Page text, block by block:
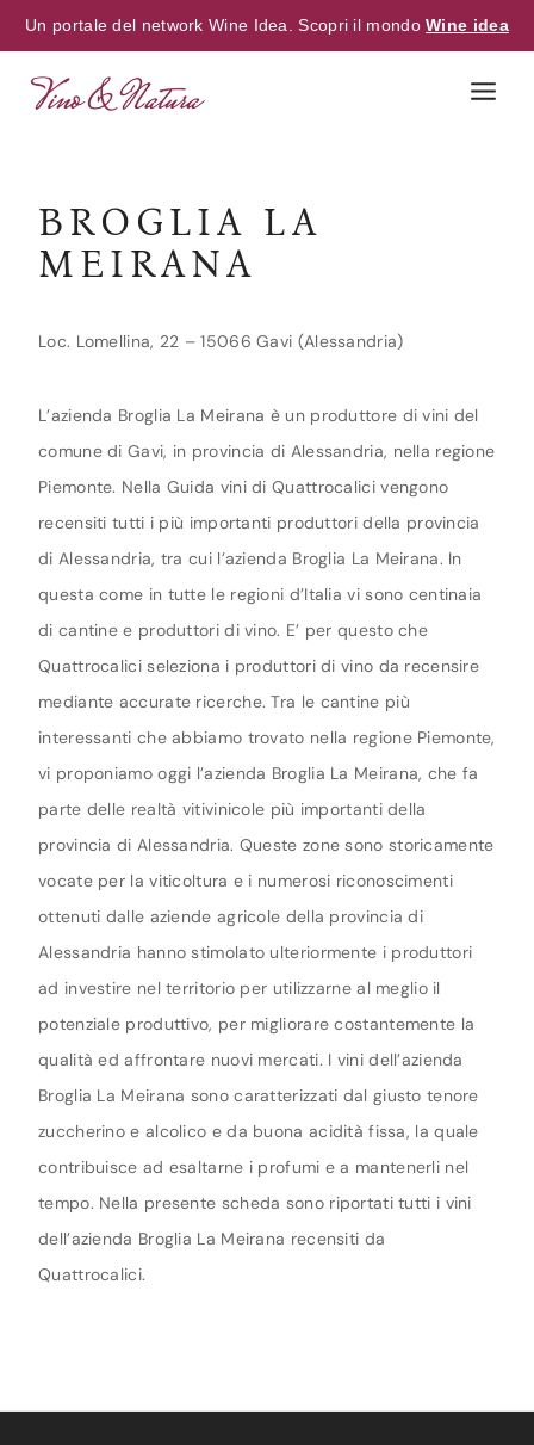
Un portale del network Wine Idea. Scopri il mondoWine idea
BROGLIA LA
MEIRANA
Loc. Lomellina, 22 – 15066 Gavi (Alessandria)
L’azienda Broglia La Meirana è un produttore di vini del
comune di Gavi, in provincia di Alessandria, nella regione
Piemonte. Nella Guida vini di Quattrocalici vengono
recensiti tutti i più importanti produttori della provincia
di Alessandria, tra cui l’azienda Broglia La Meirana. In
questa come in tutte le regioni d’Italia vi sono centinaia
di cantine e produttori di vino. E’ per questo che
Quattrocalici seleziona i produttori di vino da recensire
mediante accurate ricerche. Tra le cantine più
interessanti che abbiamo trovato nella regione Piemonte,
vi proponiamo oggi l’azienda Broglia La Meirana, che fa
parte delle realtà vitivinicole più importanti della
provincia di Alessandria. Queste zone sono storicamente
vocate per la viticoltura e i numerosi riconoscimenti
ottenuti dalle aziende agricole della provincia di
Alessandria hanno stimolato ulteriormente i produttori
ad investire nel territorio per utilizzarne al meglio il
potenziale produttivo, per migliorare costantemente la
qualità ed affrontare nuovi mercati. I vini dell’azienda
Broglia La Meirana sono caratterizzati dal giusto tenore
zuccherino e alcolico e da buona acidità fissa, la quale
contribuisce ad esaltarne i profumi e a mantenerli nel
tempo. Nella presente scheda sono riportati tutti i vini
dell’azienda Broglia La Meirana recensiti da
Quattrocalici.